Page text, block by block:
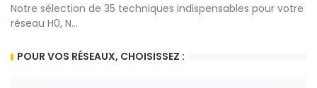
Notre sélection de 35 techniques indispensables pour votre
réseau H0, N...
POUR VOS RÉSEAUX, CHOISISSEZ :